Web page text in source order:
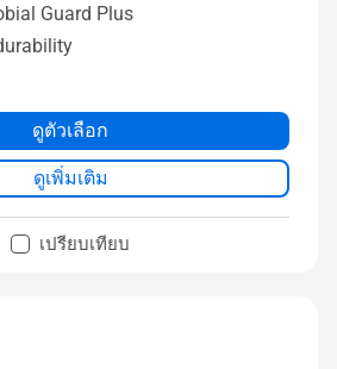
Guard Plus
ดูตัวเลือก
ดูเพิ่มเติม
เปรียบเทียบ